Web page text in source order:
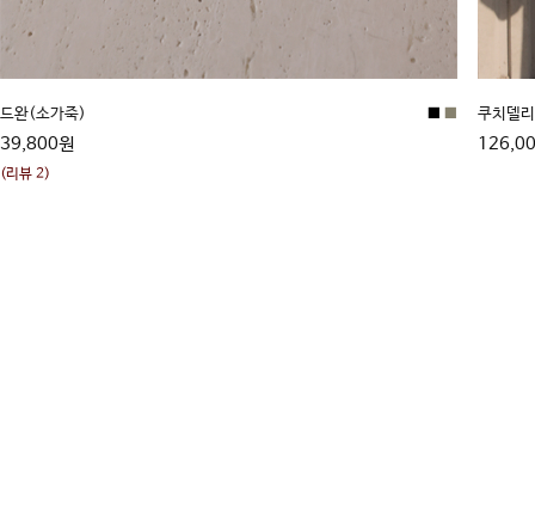
드완(소가죽)
39,800원
■ ■
(리뷰 2)
쿠치델리